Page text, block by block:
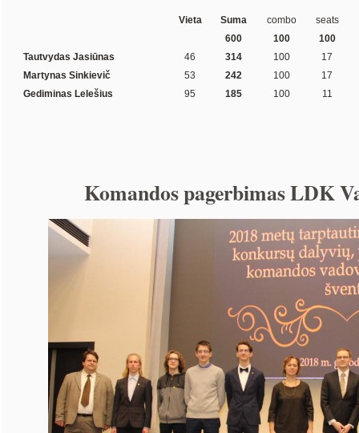
Vieta Suma combo
seats
600
100
100
Tautvydas Jasiūnas
46 314 100
17
Martynas Sinkievič
53 242 100
17
Gediminas Lelešius
95 185 100 11
Komandos pagerbimas LDK